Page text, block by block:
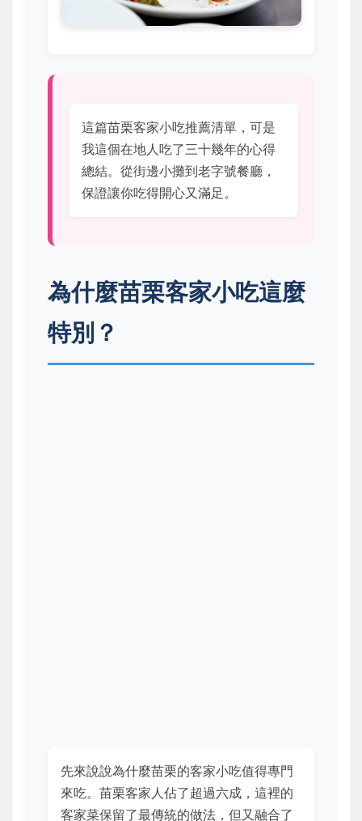
這篇苗栗客家小吃推薦清單，可是
我這個在地人吃了三十幾年的心得
總結。從街邊小攤到老字號餐廳，
保證讓你吃得開心又滿足。
為什麼苗栗客家小吃這麼
特別？
先來說說為什麼苗栗的客家小吃值得專門
來吃。苗栗客家人佔了超過六成，這裡的
客家菜保留了最傳統的做法，但又融合了